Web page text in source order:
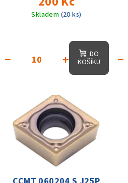
Skladem (20 ks)
+
−
DO
KOŠÍKU
−